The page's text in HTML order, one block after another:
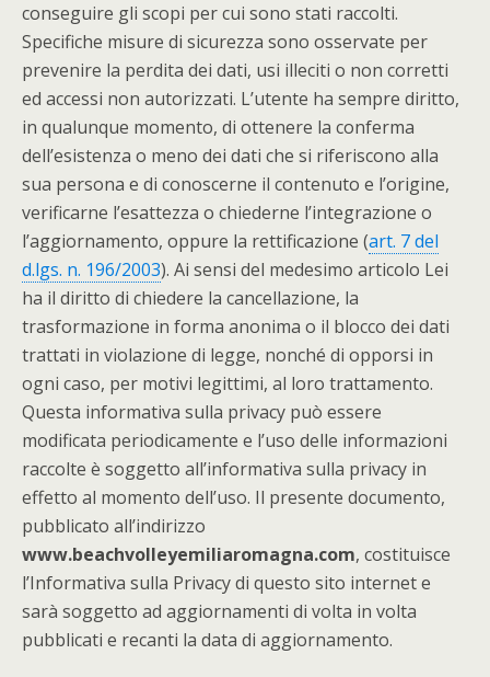
conseguire gli scopi per cui sono stati raccolti.
Specifiche misure di sicurezza sono osservate per
prevenire la perdita dei dati, usi illeciti o non corretti
ed accessi non autorizzati. L’utente ha sempre diritto,
in qualunque momento, di ottenere la conferma
dell’esistenza o meno dei dati che si riferiscono alla
sua persona e di conoscerne il contenuto e l’origine,
verificarne l’esattezza o chiederne l’integrazione o
l’aggiornamento, oppure la rettificazione (art. 7 del
d.lgs. n. 196/2003). Ai sensi del medesimo articolo Lei
ha il diritto di chiedere la cancellazione, la
trasformazione in forma anonima o il blocco dei dati
trattati in violazione di legge, nonché di opporsi in
ogni caso, per motivi legittimi, al loro trattamento.
Questa informativa sulla privacy può essere
modificata periodicamente e l’uso delle informazioni
raccolte è soggetto all’informativa sulla privacy in
effetto al momento dell’uso. Il presente documento,
pubblicato all’indirizzo
www.beachvolleyemiliaromagna.com, costituisce
l’Informativa sulla Privacy di questo sito internet e
sarà soggetto ad aggiornamenti di volta in volta
pubblicati e recanti la data di aggiornamento.